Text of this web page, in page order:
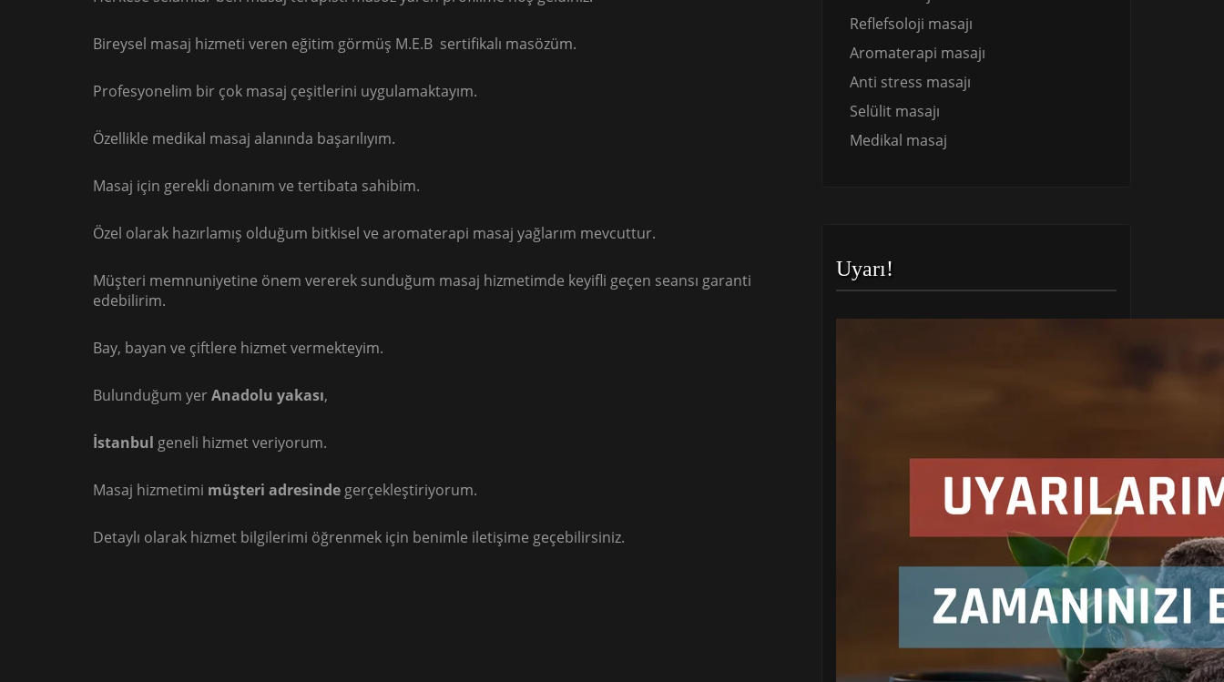
Bireysel masaj hizmeti veren eğitim görmüş M.E.B sertifikalı masözüm.
Profesyonelim bir çok masaj çeşitlerini uygulamaktayım.
Özellikle medikal masaj alanında başarılıyım.
Masaj için gerekli donanım ve tertibata sahibim.
Özel olarak hazırlamış olduğum bitkisel ve aromaterapi masaj yağlarım mevcuttur.
Müşteri memnuniyetine önem vererek sunduğum masaj hizmetimde keyifli geçen seansı garanti
edebilirim.
Bay, bayan ve çiftlere hizmet vermekteyim.
Bulunduğum yerAnadolu yakası,
İstanbul geneli hizmet veriyorum.
Masaj hizmetimi müşteri adresinde gerçekleştiriyorum.
Detaylı olarak hizmet bilgilerimi öğrenmek için benimle iletişime geçebilirsiniz.
Reflefsoloji masajı
Aromaterapi masajı
Anti stress masajı
Selülit masajı
Medikal masaj
Uyarı!